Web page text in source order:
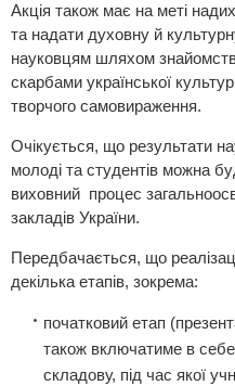
Акція також має на меті
та надати духовну й
науковцям шляхом
скарбами української
творчого самовираження.
Очікується, що результати
молоді та студентів можна
виховний процес
закладів України.
Передбачається, що
декілька етапів, зокрема:
початковий етап
також включатиме в себе
складову, під час якої